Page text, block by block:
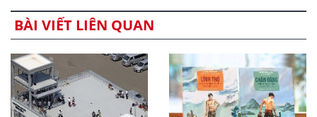
BÀI VIẾT LIÊN QUAN